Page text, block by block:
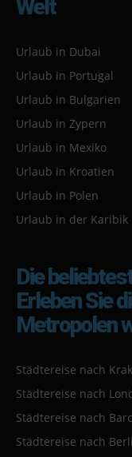
Welt
Urlaub in Dubai
Urlaub in Portugal
Urlaub in Bulgarien
Urlaub in Zypern
Urlaub in Mexiko
Urlaub in Kroatien
Urlaub in Polen
Urlaub in der Karibik
Die
Erleben Sie
Metropolen
Städtereise nach
Städtereise nach
Städtereise nach
Städtereise nach